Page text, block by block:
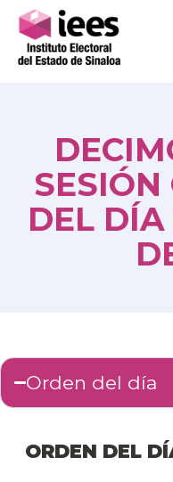
DEL DÍA
Orden del día
ORDEN DEL